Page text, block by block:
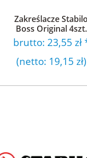
Zakreślacze Stabilo
Boss Original 4szt.
brutto: 23,55 zł
(netto: 19,15 zł)